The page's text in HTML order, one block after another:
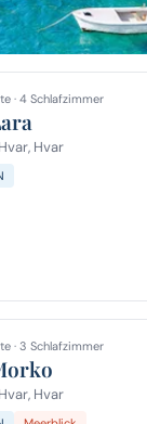
· 4 Schlafzimmer
Hvar
· 3 Schlafzimmer
Hvar